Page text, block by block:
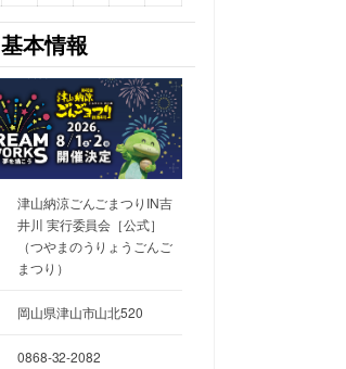
基本情報
津山納涼ごんごまつりIN吉
井川 実行委員会［公式］
（つやまのうりょうごんご
まつり）
岡山県津山市山北520
0868-32-2082